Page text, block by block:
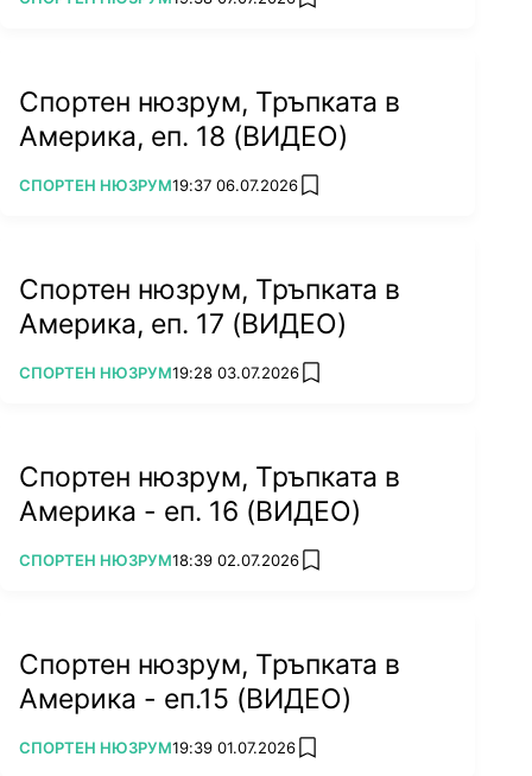
add favorites
Спортен нюзрум, Тръпката в
Америка, еп. 18 (ВИДЕО)
ПОВЕЧЕ ОТ
СПОРТЕН НЮЗРУМ19:37 06.07.2026 add favorites
Спортен нюзрум, Тръпката в
Америка, еп. 17 (ВИДЕО)
ПОВЕЧЕ ОТ
СПОРТЕН НЮЗРУМ19:28 03.07.2026 add favorites
Спортен нюзрум, Тръпката в
Америка - еп. 16 (ВИДЕО)
ПОВЕЧЕ ОТ
СПОРТЕН НЮЗРУМ18:39 02.07.2026 add favorites
Спортен нюзрум, Тръпката в
Америка - еп.15 (ВИДЕО)
ПОВЕЧЕ ОТ
СПОРТЕН НЮЗРУМ19:39 01.07.2026 add favorites